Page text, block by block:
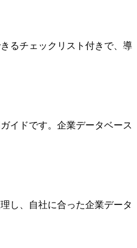
るチェックリスト付きで、導
イドです。企業データベース
し、自社に合った企業データ